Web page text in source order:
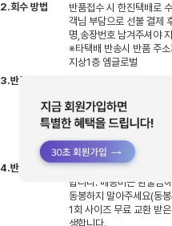
2.회수 방법
반품접수 시 한진택배로
객님 부담으로 선불 결제
명,송장번호 남겨주셔야
※타택배 반송시 반품 주
지상1층 엠글로벌
3.반품 기간
반송하신 상품 입고 후
없을시 결제하신 수단으
완료 후 평일기준 1~2일
반품완료 후 카드사에 따
장으로 결제하신 고객님
금주명 남겨주세요
4.반품 배송비
부분반품시엔 배송비
합니다. 배송비는 환불금
동봉하지 말아주세요(동
1회 사이즈 무료 교환 받
생합니다.